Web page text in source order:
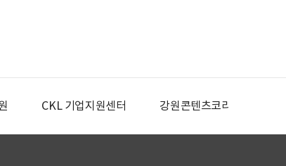
원센터 강원콘텐츠코리아랩 광주콘텐츠코리아